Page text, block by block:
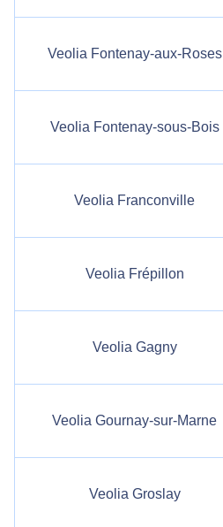
Veolia Fontenay-aux-Roses
Veolia Fontenay-sous-Bois
Veolia Franconville
Veolia Frépillon
Veolia Gagny
Veolia Gournay-sur-Marne
Veolia Groslay